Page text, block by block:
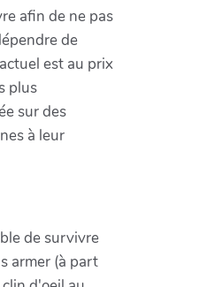
afin de ne pas
de
est au prix
plus
sur des
à leur
de survivre
armer (à part